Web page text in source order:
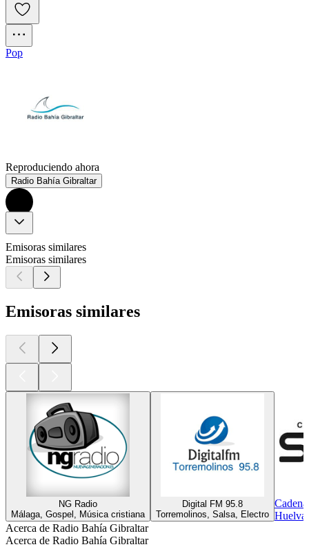
Pop
Reproduciendo ahora
Radio Bahía Gibraltar
Emisoras similares
Emisoras similares
Emisoras similares
NG Radio
Málaga, Gospel, Música cristiana
Digital FM 95.8
Torremolinos, Salsa, Electro
Acerca de Radio Bahía Gibraltar
Acerca de Radio Bahía Gibraltar